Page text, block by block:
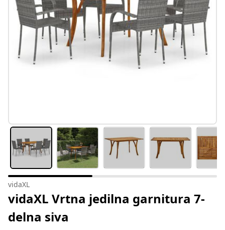
vidaXL
vidaXL Vrtna jedilna garnitura 7-
delna siva